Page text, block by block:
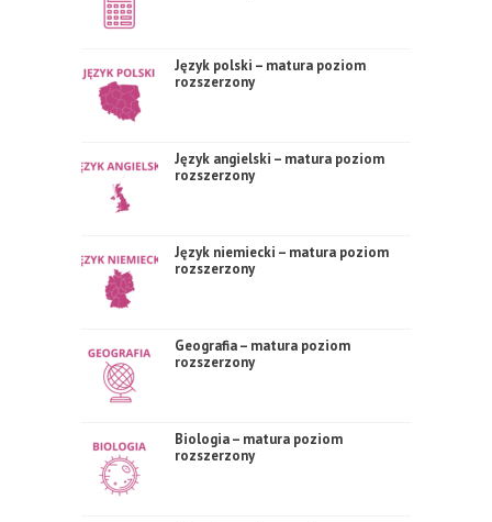
Język polski – matura poziom
rozszerzony
Język angielski – matura poziom
rozszerzony
Język niemiecki – matura poziom
rozszerzony
Geografia – matura poziom
rozszerzony
Biologia – matura poziom
rozszerzony